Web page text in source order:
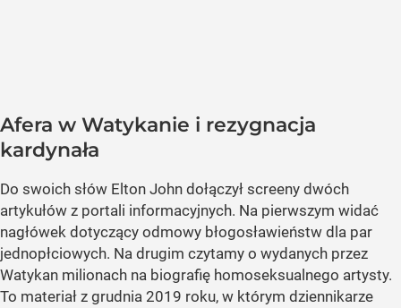
Afera w Watykanie i rezygnacja
kardynała
Do swoich słów Elton John dołączył screeny dwóch
artykułów z portali informacyjnych. Na pierwszym widać
nagłówek dotyczący odmowy błogosławieństw dla par
jednopłciowych. Na drugim czytamy o wydanych przez
Watykan milionach na biografię homoseksualnego artysty.
To materiał z grudnia 2019 roku, w którym dziennikarze